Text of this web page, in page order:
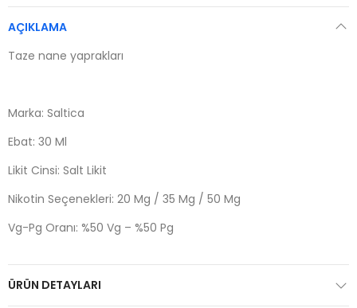
AÇIKLAMA
Taze nane yaprakları
Marka: Saltica
Ebat: 30 Ml
Likit Cinsi: Salt Likit
Nikotin Seçenekleri: 20 Mg / 35 Mg / 50 Mg
Vg-Pg Oranı: %50 Vg – %50 Pg
ÜRÜN DETAYLARI